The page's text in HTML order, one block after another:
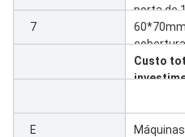
porta de
mm
7
cobertura
Custo
portas
E